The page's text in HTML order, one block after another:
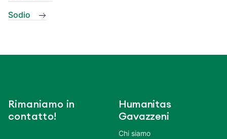
Sodio
Rimaniamo in
contatto!
Humanitas
Gavazzeni
Chi siamo